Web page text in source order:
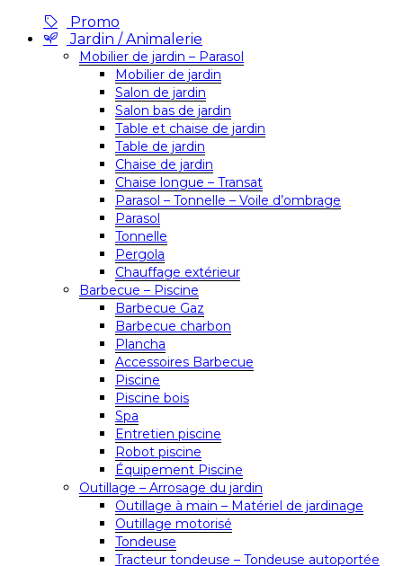
Promo
Jardin / Animalerie
Mobilier de jardin – Parasol
Mobilier de jardin
Salon de jardin
Salon bas de jardin
Table et chaise de jardin
Table de jardin
Chaise de jardin
Chaise longue – Transat
Parasol – Tonnelle – Voile d’ombrage
Parasol
Tonnelle
Pergola
Chauffage extérieur
Barbecue – Piscine
Barbecue Gaz
Barbecue charbon
Plancha
Accessoires Barbecue
Piscine
Piscine bois
Spa
Entretien piscine
Robot piscine
Équipement Piscine
Outillage – Arrosage du jardin
Outillage à main – Matériel de jardinage
Outillage motorisé
Tondeuse
Tracteur tondeuse – Tondeuse autoportée